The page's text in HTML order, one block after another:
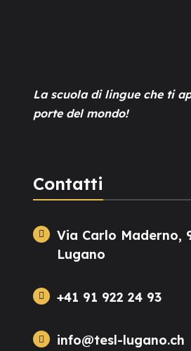
La scuola di lingue che ti
porte del mondo!
Contatti
Via Carlo Maderno,
Lugano
+41 91 922 24 93
info@tesl-lugano.ch